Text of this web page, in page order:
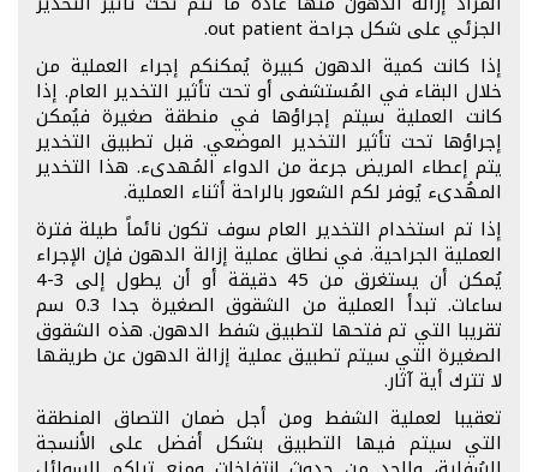
الجزئي على شكل جراحة out patient.
إذا كانت كمية الدهون كبيرة يُمكنكم إجراء العملية من
خلال البقاء في المُستشفى أو تحت تأثير التخدير العام. إذا
كانت العملية سيتم إجراؤها في منطقة صغيرة فيُمكن
إجراؤها تحت تأثير التخدير الموضعي. قبل تطبيق التخدير
يتم إعطاء المريض جرعة من الدواء المُهدىء. هذا التخدير
المهُدىء يُوفر لكم الشعور بالراحة أثناء العملية.
إذا تم استخدام التخدير العام سوف تكون نائماً طيلة فترة
العملية الجراحية. في نطاق عملية إزالة الدهون فإن الإجراء
يُمكن أن يستغرق من 45 دقيقة أو أن يطول إلى 3-4
ساعات. تبدأ العملية من الشقوق الصغيرة جدا 0.3 سم
تقريبا التي تم فتحها لتطبيق شفط الدهون. هذه الشقوق
الصغيرة التي سيتم تطبيق عملية إزالة الدهون عن طريقها
لا تترك أية آثار.
تعقيبا لعملية الشفط ومن أجل ضمان التصاق المنطقة
التي سيتم فيها التطبيق بشكل أفضل على الأنسجة